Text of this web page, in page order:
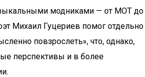
модниками — от МОТ до
Михаил Гуцериев помог отдельно
повзрослеть», что, однако,
перспективы и в более